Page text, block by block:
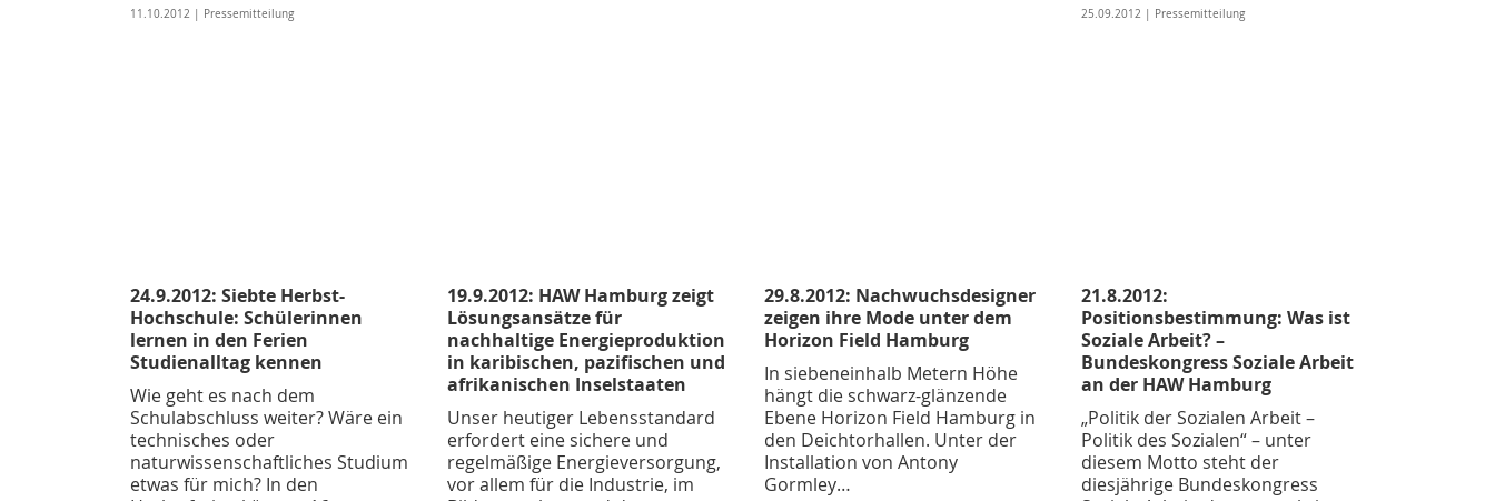
11.10.2012 | Pressemitteilung 25.09.2012 | Pressemitteilung
24.9.2012: Siebte Herbst-
Hochschule: Schülerinnen
lernen in den Ferien
Studienalltag kennen
Wie geht es nach dem
Schulabschluss weiter? Wäre ein
technisches oder
naturwissenschaftliches Studium
etwas für mich? In den
19.9.2012: HAW Hamburg zeigt
Lösungsansätze für
nachhaltige Energieproduktion
in karibischen, pazifischen und
afrikanischen Inselstaaten
Unser heutiger Lebensstandard
erfordert eine sichere und
regelmäßige Energieversorgung,
vor allem für die Industrie, im
29.8.2012: Nachwuchsdesigner
zeigen ihre Mode unter dem
Horizon Field Hamburg
In siebeneinhalb Metern Höhe
hängt die schwarz-glänzende
Ebene Horizon Field Hamburg in
den Deichtorhallen. Unter der
Installation von Antony
Gormley…
21.8.2012:
Positionsbestimmung: Was ist
Soziale Arbeit? –
Bundeskongress Soziale Arbeit
an der HAW Hamburg
„Politik der Sozialen Arbeit –
Politik des Sozialen“ – unter
diesem Motto steht der
diesjährige Bundeskongress